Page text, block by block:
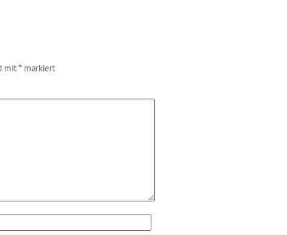
mit* markiert